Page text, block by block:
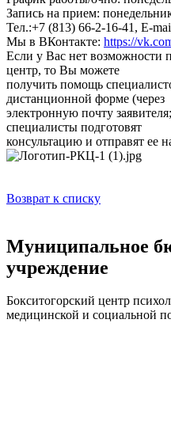
Запись на прием:
Тел.:+7 (813) 66-2-16-41, E-
Мы в ВКонтакте: https://
Если у Вас нет возможности
центр, то Вы можете
получить помощь
дистанционной форме (через
электронную почту
специалисты подготовят
консультацию и отправят ее
Возврат к списку
Муниципальное
учреждение
Бокситогорский центр
медицинской и социальной